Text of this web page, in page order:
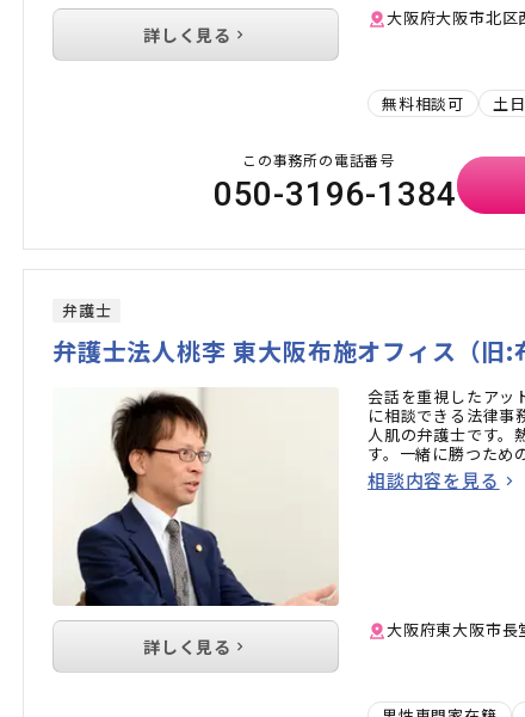
大阪府大阪市北
無料相談可 土
詳しく見る
この事務所の電話番号
050-3196-1384
弁護士
弁護士法人桃李 東大阪布施オフィス（旧:
会話を重視したアッ
に相談できる法律事
人肌の弁護士です。
す。一緒に勝つため
相談内容を見る
大阪府東大阪市
詳しく見る